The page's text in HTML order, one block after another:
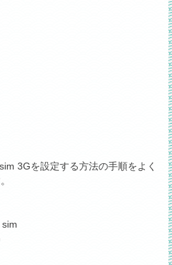
3Gを設定する方法の手順をよく